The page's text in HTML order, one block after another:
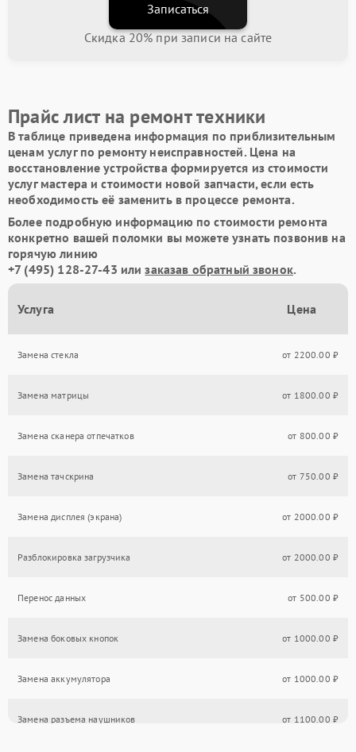
Записаться
Скидка 20% при записи на сайте
Прайс лист на ремонт техники
В таблице приведена информация по приблизительным
ценам услуг по ремонту неисправностей. Цена на
восстановление устройства формируется из стоимости
услуг мастера и стоимости новой запчасти, если есть
необходимость её заменить в процессе ремонта.
Более подробную информацию по стоимости ремонта
конкретно вашей поломки вы можете узнать позвонив на
горячую линию
+7 (495) 128-27-43 илизаказав обратный звонок.
Услуга Цена
Замена стекла от 2200.00 ₽
Замена матрицы от 1800.00 ₽
Замена сканера отпечатков от 800.00 ₽
Замена тачскрина от 750.00 ₽
Замена дисплея (экрана) от 2000.00 ₽
Разблокировка загрузчика от 2000.00 ₽
Перенос данных от 500.00 ₽
Замена боковых кнопок от 1000.00 ₽
Замена аккумулятора от 1000.00 ₽
Замена разъема наушников от 1100.00 ₽